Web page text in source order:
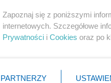
Niepokojący przykład
ostrzelani na froncie
części Europy. Koniec
Zapoznaj się z poniższymi
internetowych. Szczegółowe
Prywatności i Cookies oraz po
PARTNERZY